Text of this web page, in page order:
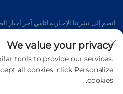
انضم إلى نشرتنا الإخبارية لتلقي آخر أخبار
فريقنا.
We value your privacy
tools to provide our services.
all cookies, click Personalize
cookies.